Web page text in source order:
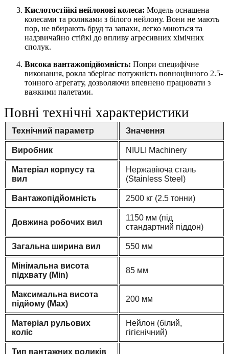
Кислотостійкі нейлонові колеса: Модель оснащена
колесами та роликами з білого нейлону. Вони не мають
пор, не вбирають бруд та запахи, легко миються та
надзвичайно стійкі до впливу агресивних хімічних
сполук.
Висока вантажопідйомність: Попри специфічне
виконання, рокла зберігає потужність повноцінного 2.5-
тонного агрегату, дозволяючи впевнено працювати з
важкими палетами.
Повні технічні характеристики
Технічний параметр Значення
Виробник NIULI Machinery
Матеріал корпусу та
вил
Нержавіюча сталь
(Stainless Steel)
Вантажопідйомність 2500 кг (2.5 тонни)
Довжина робочих вил
1150 мм (під
стандартний піддон)
Загальна ширина вил 550 мм
Мінімальна висота
підхвату (Min)
85 мм
Максимальна висота
підйому (Max)
200 мм
Матеріал рульових
коліс
Нейлон (білий,
гігієнічний)
Тип вантажних роликів